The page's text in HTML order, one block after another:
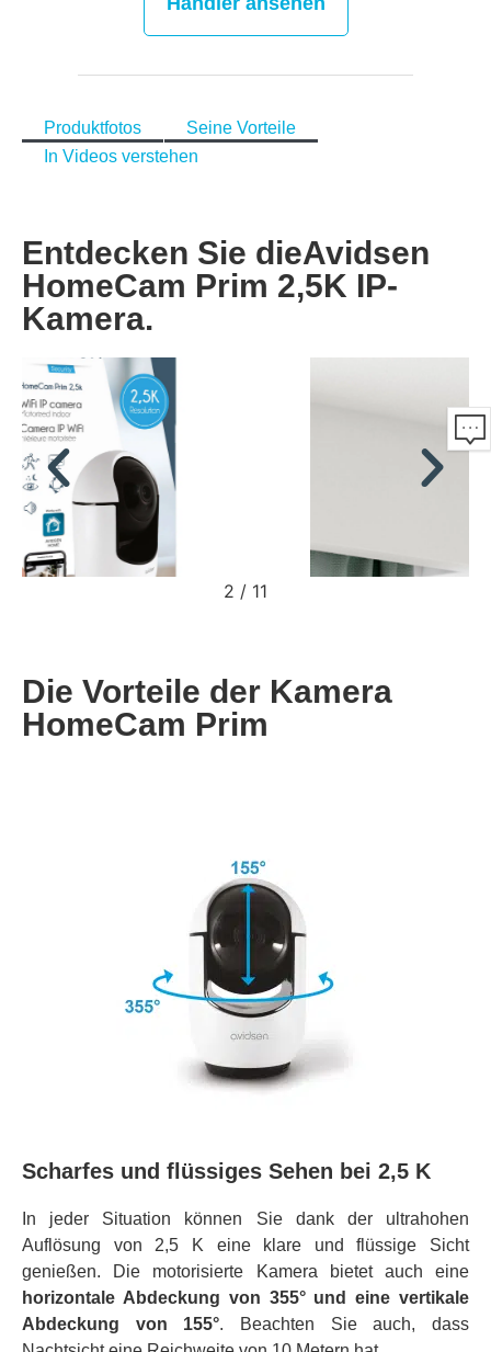
Produktfotos
Seine Vorteile
In Videos verstehen
Entdecken Sie dieAvidsen
HomeCam Prim 2,5K IP-
Kamera.
2 / 11
Die Vorteile der Kamera
HomeCam Prim
Scharfes und flüssiges Sehen bei 2,5 K
In jeder Situation können Sie dank der ultrahohen
Auflösung von 2,5 K eine klare und flüssige Sicht
genießen. Die motorisierte Kamera bietet auch eine
horizontale Abdeckung von 355° und eine vertikale
Abdeckung von 155°. Beachten Sie auch, dass